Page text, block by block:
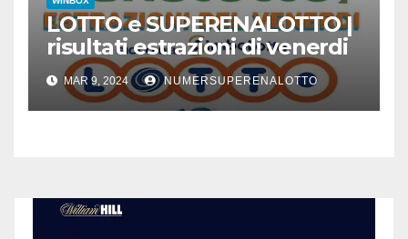
LOTTO e SUPERENALOTTO |
risultati estrazioni di venerdi
8 marzo 2024
MAR 9, 2024 NUMERSUPERENALOTTO